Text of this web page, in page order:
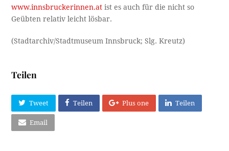
www.innsbruckerinnen.at ist es auch für die nicht so
Geübten relativ leicht lösbar.
(Stadtarchiv/Stadtmuseum Innsbruck; Slg. Kreutz)
Teilen
Tweet Teilen Plus one Teilen
Email